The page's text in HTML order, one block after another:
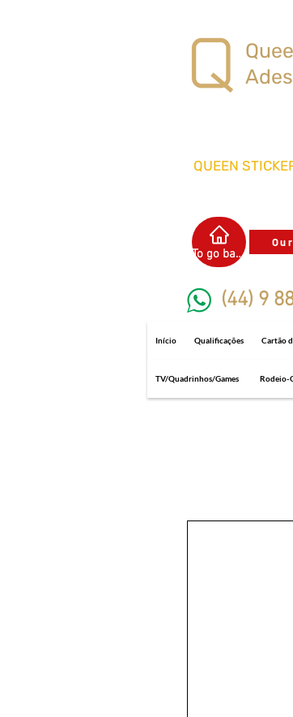
QUEEN
To go back
(44) 9
Início Qualificações Cartão
TV/Quadrinhos/Games Rodeio-